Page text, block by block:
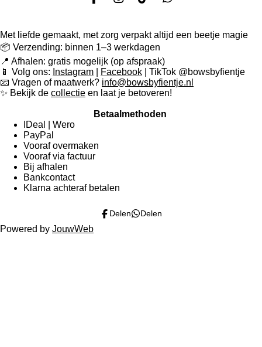
F
e
b
o
o
k
I
t
a
g
r
a
m
T
T
o
k
W
t
p
p
Met liefde gemaakt, met zorg verpakt altijd een beetje magie
📦 Verzending: binnen 1–3 werkdagen
📍 Afhalen: gratis mogelijk (op afspraak)
📱 Volg ons: Instagram Facebook | TikTok @bowsbyfientje
📧 Vragen of maatwerk? info@bowsbyfientje.nl
✨ Bekijk de collectie en laat je betoveren!
Betaalmethoden
IDeal | Wero
PayPal
Vooraf overmaken
Vooraf via factuur
Bij afhalen
Bankcontact
Klarna achteraf betalen
Delen Delen
Powered by JouwWeb